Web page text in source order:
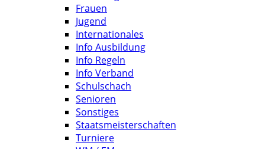
Frauen
Jugend
Internationales
Info Ausbildung
Info Regeln
Info Verband
Schulschach
Senioren
Sonstiges
Staatsmeisterschaften
Turniere